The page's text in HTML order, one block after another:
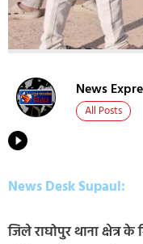
News
All Posts
News Desk Supaul:
जिले राघोपुर थाना क्षेत्र